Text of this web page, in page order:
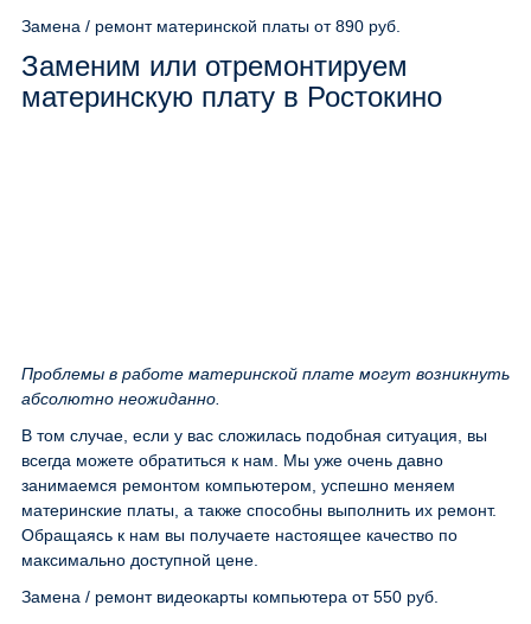
Замена / ремонт материнской платы от 890 руб.
Заменим или отремонтируем
материнскую плату в Ростокино
Проблемы в работе материнской плате могут возникнуть
абсолютно неожиданно.
В том случае, если у вас сложилась подобная ситуация, вы
всегда можете обратиться к нам. Мы уже очень давно
занимаемся ремонтом компьютером, успешно меняем
материнские платы, а также способны выполнить их ремонт.
Обращаясь к нам вы получаете настоящее качество по
максимально доступной цене.
Замена / ремонт видеокарты компьютера от 550 руб.